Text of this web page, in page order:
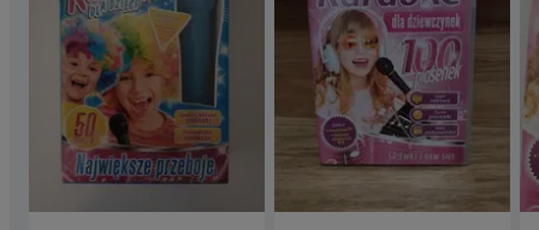
13. Świat czeka
14. Hu hu ha nasza zima zła
15. Jedzie pociąg z daleka
16. Jeżeli Ci wesoło
17. Kaczka pstra